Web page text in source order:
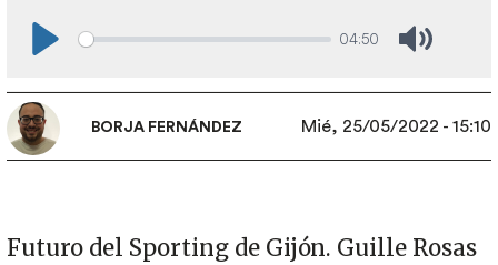
04:50
BORJA FERNÁNDEZ Mié, 25/05/2022 - 15:10
Futuro del Sporting de Gijón. Guille Rosas